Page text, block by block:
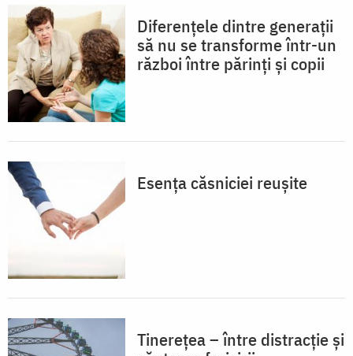
Diferențele dintre generații
să nu se transforme într-un
război între părinți și copii
Esența căsniciei reușite
Tinerețea – între distracție și